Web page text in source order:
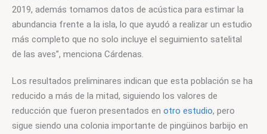
2019, además tomamos datos de acústica para estimar la
abundancia frente a la isla, lo que ayudó a realizar un estudio
más completo que no solo incluye el seguimiento satelital
de las aves”, menciona Cárdenas.
Los resultados preliminares indican que esta población se ha
reducido a más de la mitad, siguiendo los valores de
reducción que fueron presentados en otro estudio, pero
sigue siendo una colonia importante de pingüinos barbijo en